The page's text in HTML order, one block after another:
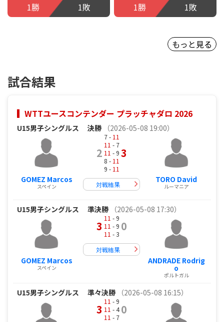
1勝
1敗
1勝
1敗
もっと見る
試合結果
WTTユースコンテンダー プラッチャダロ 2026
U15男子シングルス 決勝 （2026-05-08 19:00）
GOMEZ Marcos
スペイン
2
7 - 11
11 - 7
11 - 9
8 - 11
9 - 11
3
対戦結果
TORO David
ルーマニア
U15男子シングルス 準決勝 （2026-05-08 17:30）
GOMEZ Marcos
スペイン
3
11 - 9
11 - 9
11 - 3
0
対戦結果
ANDRADE Rodrig
o
ポルトガル
U15男子シングルス 準々決勝 （2026-05-08 16:15）
3
11 - 9
11 - 4
11 - 7
0